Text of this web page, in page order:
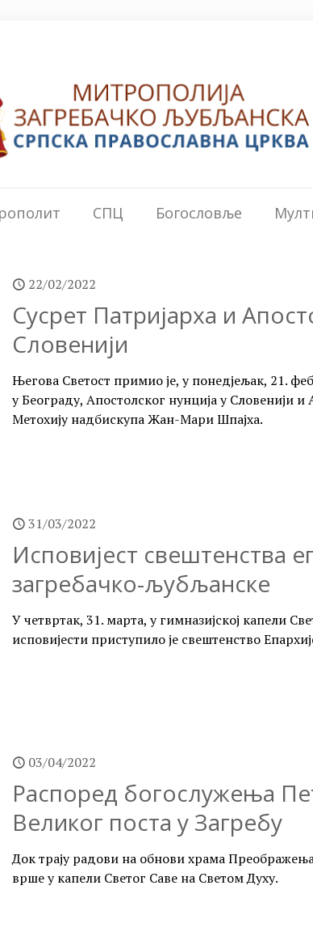
СПЦ Богословље
22/02/2022
Сусрет Патријарха и
Словенији
Његова Светост примио је, у понедјељак, 21.
у Београду, Апостолског нунција у Словенији и
Метохију надбискупа Жан-Мари Шпајха.
31/03/2022
Исповијест свештенства
загребачко-љубљанске
У четвртак, 31. марта, у гимназијској капели
исповијести приступило је свештенство
03/04/2022
Распоред богослужења
Великог поста у Загребу
Док трају радови на обнови храма
врше у капели Светог Саве на Светом Духу.